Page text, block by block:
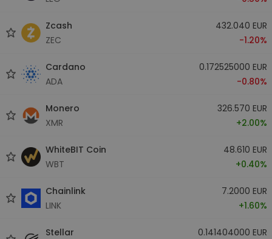
Zcash
ZEC
432.040 EUR
-1.20%
Cardano
ADA
0.172525000 EUR
-0.80%
Monero
XMR
326.570 EUR
+2.00%
WhiteBIT Coin
WBT
48.610 EUR
+0.40%
Chainlink
LINK
7.2000 EUR
+1.60%
Stellar
0.141404000 EUR